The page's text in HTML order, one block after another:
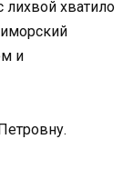
хватило
и